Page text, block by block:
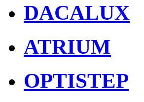
DACALUX
ATRIUM
OPTISTEP